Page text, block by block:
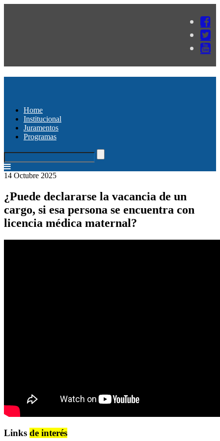
Home
Institucional
Juramentos
Programas
14 Octubre 2025
¿Puede declararse la vacancia de un
cargo, si esa persona se encuentra con
licencia médica maternal?
Links de interés